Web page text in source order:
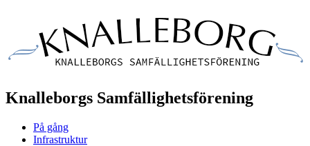
Knalleborgs Samfällighetsförening
På gång
Infrastruktur